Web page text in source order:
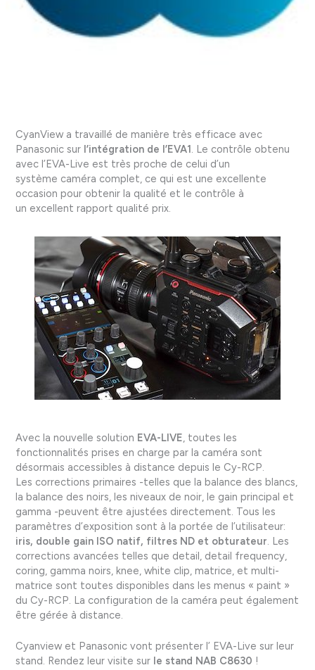
CyanView a travaillé de manière très efficace avec
Panasonic sur l’intégration de l’EVA1 . Le contrôle obtenu
avec l’EVA-Live est très proche de celui d’un
système caméra complet, ce qui est une excellente
occasion pour obtenir la qualité et le contrôle à
un excellent rapport qualité prix.
Avec la nouvelle solution EVA-LIVE , toutes les
fonctionnalités prises en charge par la caméra sont
désormais accessibles à distance depuis le Cy-RCP.
Les corrections primaires -telles que la balance des blancs,
la balance des noirs, les niveaux de noir, le gain principal et
gamma -peuvent être ajustées directement. Tous les
paramètres d’exposition sont à la portée de l’utilisateur:
iris, double gain ISO natif, filtres ND et obturateur . Les
corrections avancées telles que detail, detail frequency,
coring, gamma noirs, knee, white clip, matrice, et multi-
matrice sont toutes disponibles dans les menus « paint »
du Cy-RCP. La configuration de la caméra peut également
être gérée à distance.
Cyanview et Panasonic vont présenter l’ EVA-Live sur leur
stand. Rendez leur visite sur le stand NAB C8630 !